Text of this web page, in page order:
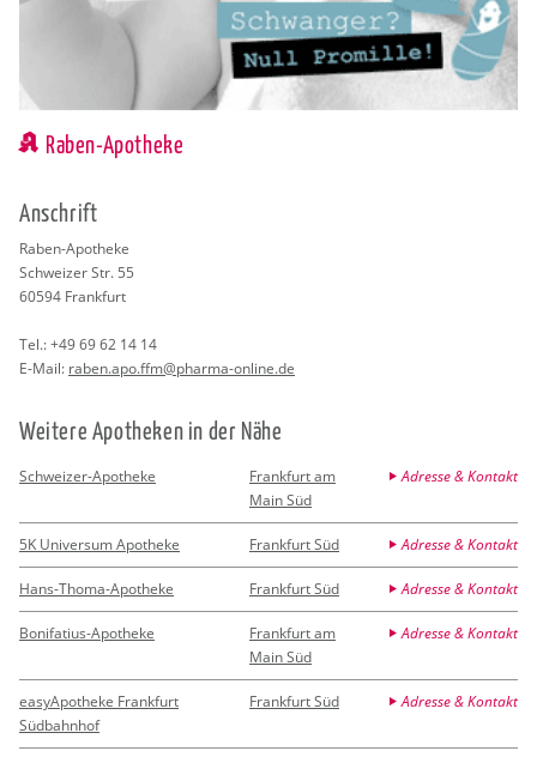
Raben-Apotheke
An­schrift
Raben-Apo­the­ke
Schwei­zer Str. 55
60594 Frank­furt
Tel.:+49 69 62 14 14
E-Mail: raben.​apo.​ffm@​pharma-​online.​de
Wei­te­re Apo­the­ken in der Nähe
Schweizer-Apotheke
Frankfurt am
Main Süd
Adresse & Kontakt
5K Universum Apotheke Frankfurt Süd Adresse & Kontakt
Hans-Thoma-Apotheke Frankfurt Süd Adresse & Kontakt
Bonifatius-Apotheke
Frankfurt am
Main Süd
Adresse & Kontakt
easyApotheke Frankfurt
Südbahnhof
Frankfurt Süd Adresse & Kontakt